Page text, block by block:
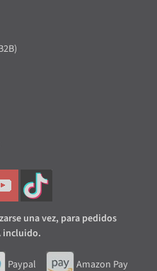
una vez, para pedidos
incluido.
Paypal Amazon Pay